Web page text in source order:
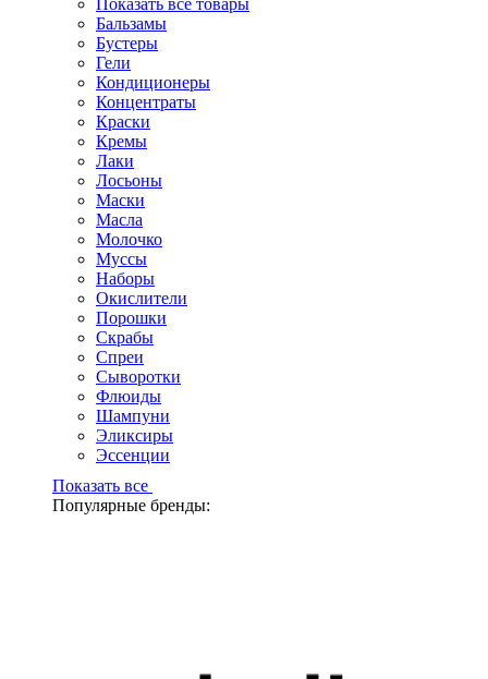
Показать все товары
Бальзамы
Бустеры
Гели
Кондиционеры
Концентраты
Краски
Кремы
Лаки
Лосьоны
Маски
Масла
Молочко
Муссы
Наборы
Окислители
Порошки
Скрабы
Спреи
Сыворотки
Флюиды
Шампуни
Эликсиры
Эссенции
Показать все
Популярные бренды: